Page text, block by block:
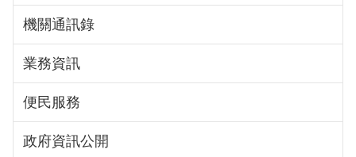
護
工
場
進
機關通訊錄
業務資訊
便民服務
政府資訊公開